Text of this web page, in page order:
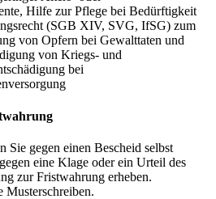
Hilfe zur Pflege bei Bedürftigkeit
(SGB XIV, SVG, IfSG) zum
von Opfern bei Gewalttaten und
von Kriegs- und
bei
Sie gegen einen Bescheid selbst
eine Klage oder ein Urteil des
zur Fristwahrung erheben.
Musterschreiben.